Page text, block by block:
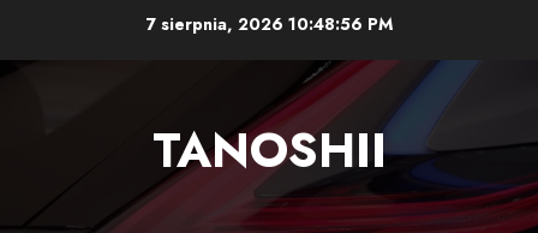
7 sierpnia, 202610:48:57 PM
TANOSHII